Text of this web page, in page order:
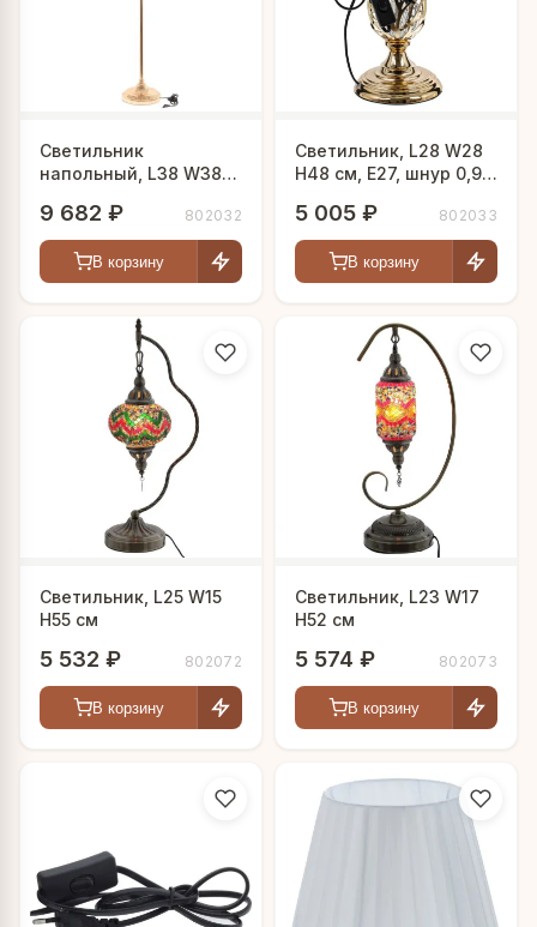
Светильник
напольный, L38 W38
м
9 682 ₽ 802032
В корзину
Светильник, L28 W28
H48 см, Е27, шнур 0,99
5 005 ₽ 802033
В корзину
Светильник, L25 W15
H55 см
5 532 ₽ 802072
В корзину
Светильник, L23 W17
H52 см
5 574 ₽ 802073
В корзину